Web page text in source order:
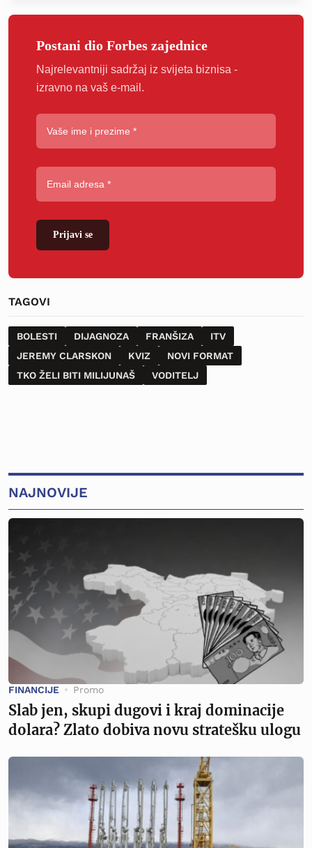
Postani dio Forbes zajednice
Najrelevantniji sadržaj iz svijeta biznisa -
izravno na vaš e-mail.
Prijavi se
TAGOVI
BOLESTI DIJAGNOZA FRANŠIZA
ITV
JEREMY CLARSKON
KVIZ
NOVI FORMAT
TKO ŽELI BITI MILIJUNAŠ
VODITELJ
NAJNOVIJE
FINANCIJE Promo
Slab jen, skupi dugovi i kraj dominacije
dolara? Zlato dobiva novu stratešku ulogu